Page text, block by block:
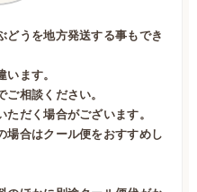
どうを地方発送する事もでき
ます。
相談ください。
だく場合がございます。
場合はクール便をおすすめし